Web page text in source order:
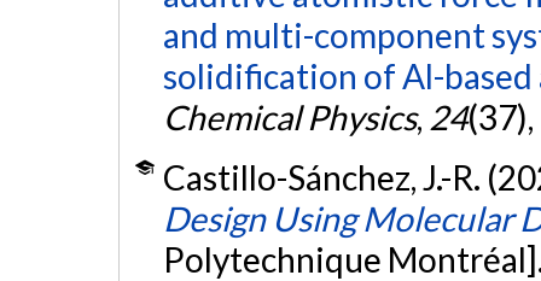
and multi-component
solidification of Al-based
Chemical Physics, 24
Castillo-Sánchez, J.-R.
Design Using Molecular
Polytechnique